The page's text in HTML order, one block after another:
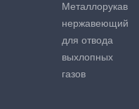
Металлорукав
нержавеющий
для отвода
выхлопных
газов